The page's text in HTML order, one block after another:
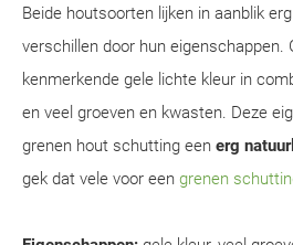
Beide houtsoorten lijken in aanblik
verschillen door hun eigenschappen.
kenmerkende gele lichte kleur in
en veel groeven en kwasten. Deze
grenen hout schutting een erg
gek dat vele voor een grenen